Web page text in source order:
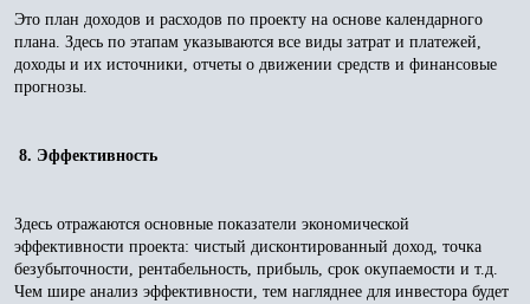
Это план доходов и расходов по проекту на основе календарного
плана. Здесь по этапам указываются все виды затрат и платежей,
доходы и их источники, отчеты о движении средств и финансовые
прогнозы.
8. Эффективность
Здесь отражаются основные показатели экономической
эффективности проекта: чистый дисконтированный доход, точка
безубыточности, рентабельность, прибыль, срок окупаемости и т.д.
Чем шире анализ эффективности, тем нагляднее для инвестора будет